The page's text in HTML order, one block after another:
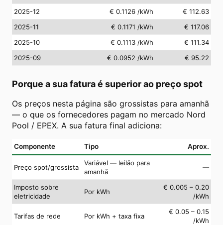
2025-12
€ 0.1126 /kWh
€ 112.63
2025-11
€ 0.1171 /kWh
€ 117.06
2025-10
€ 0.1113 /kWh
€ 111.34
2025-09
€ 0.0952 /kWh € 95.22
Porque a sua fatura é superior ao preço spot
Os preços nesta página são grossistas para amanhã
— o que os fornecedores pagam no mercado Nord
Pool / EPEX. A sua fatura final adiciona:
Componente Tipo Aprox.
Preço spot/grossista
Variável — leilão para
amanhã
—
Imposto sobre
eletricidade
Por kWh
€ 0.005 – 0.20
/kWh
Tarifas de rede Por kWh + taxa fixa
€ 0.05 – 0.15
/kWh